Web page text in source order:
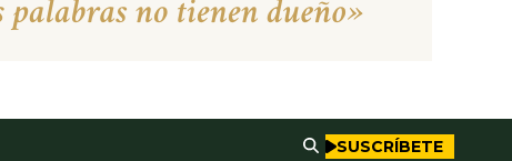
SUSCRÍBETE